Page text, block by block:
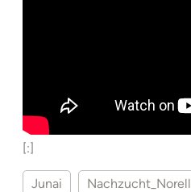
[:]
Junai Nachzucht_Norell